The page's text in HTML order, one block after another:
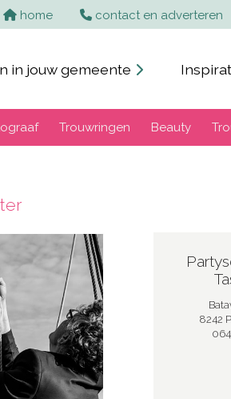
homeHome contact en adverteren
in jouw gemeente
Trouwringen Beauty
8242